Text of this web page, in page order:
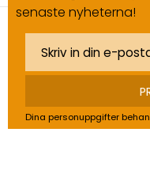
senaste nyheterna!
Dina personuppgifter